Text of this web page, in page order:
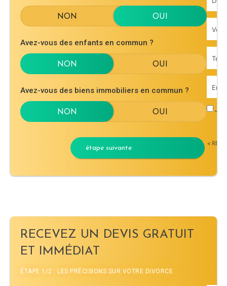
Avez-vous des enfants en commun ?
Avez-vous des biens immobiliers en commun ?
étape suivante <
RECEVEZ UN DEVIS GRATUIT
ET IMMÉDIAT
ÉTAPE 1/2 : LES PRÉCISIONS SUR VOTRE DIVORCE